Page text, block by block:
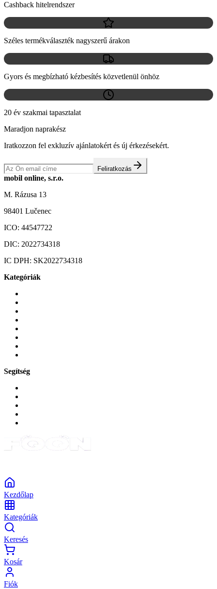
Cashback hitelrendszer
Széles termékválaszték nagyszerű árakon
Gyors és megbízható kézbesítés közvetlenül önhöz
20 év szakmai tapasztalat
Maradjon naprakész
Iratkozzon fel exkluzív ajánlatokért és új érkezésekért.
Feliratkozás
mobil online, s.r.o.
M. Rázusa 13
98401 Lučenec
ICO: 44547722
DIC: 2022734318
IC DPH: SK2022734318
Kategóriák
Segítség
Kezdőlap
Kategóriák
Keresés
Kosár
Fiók